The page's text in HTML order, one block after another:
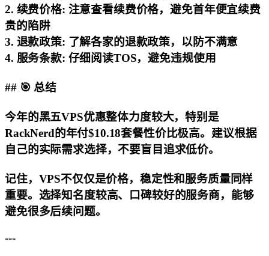
2. 续费价格: 注意查看续费价格，避免首年便宜续费
贵的陷阱
3. 退款政策: 了解各家的退款政策，以防不满意
4. 服务条款: 仔细阅读TOS，避免违规使用
## 🎯 总结
今年的黑五VPS优惠整体力度较大，特别是
RackNerd的年付$10.18套餐性价比极高。建议根据
自己的实际需求选择，不要盲目追求低价。
记住，VPS不仅仅是价格，稳定性和服务质量同样
重要。选择知名度较高、口碑较好的服务商，能够
避免很多后续问题。
---